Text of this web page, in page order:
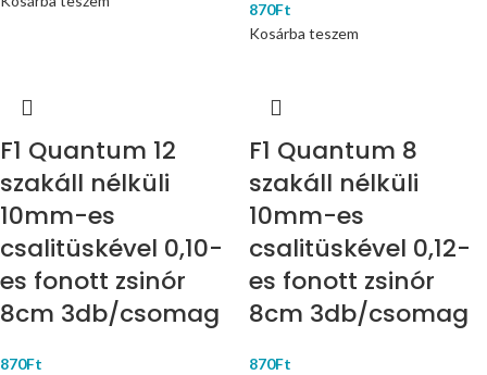
870Ft
Kosárba teszem
F1 Quantum 12
szakáll nélküli
10mm-es
csalitüskével 0,10-
es fonott zsinór
8cm 3db/csomag
870Ft
F1 Quantum 8
szakáll nélküli
10mm-es
csalitüskével 0,12-
es fonott zsinór
8cm 3db/csomag
870Ft